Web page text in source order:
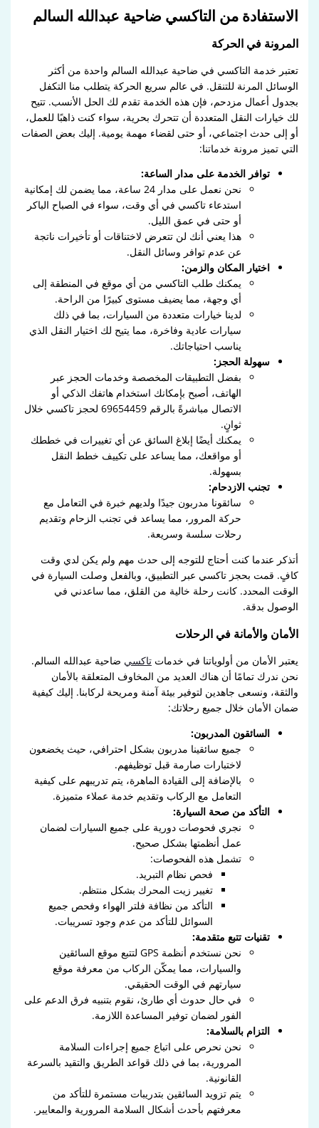
الاستفادة من التاكسي ضاحية عبدالله السالم
المرونة في الحركة
تعتبر خدمة التاكسي في ضاحية عبدالله السالم واحدة من أكثر
الوسائل المرنة للتنقل. في عالم سريع الحركة يتطلب منا التكفل
بجدول أعمال مزدحم، فإن هذه الخدمة تقدم لك الحل الأنسب. تتيح
لك خيارات النقل المتعددة أن تتحرك بحرية، سواء كنت ذاهبًا للعمل،
أو إلى حدث اجتماعي، أو حتى لقضاء مهمة يومية. إليك بعض الصفات
التي تميز مرونة خدماتنا:
توافر الخدمة على مدار الساعة:
نحن نعمل على مدار 24 ساعة، مما يضمن لك إمكانية
استدعاء تاكسي في أي وقت، سواء في الصباح الباكر
أو حتى في عمق الليل.
هذا يعني أنك لن تتعرض لاختناقات أو تأخيرات ناتجة
عن عدم توافر وسائل النقل.
اختيار المكان والزمن:
يمكنك طلب التاكسي من أي موقع في المنطقة إلى
أي وجهة، مما يضيف مستوى كبيرًا من الراحة.
لدينا خيارات متعددة من السيارات، بما في ذلك
سيارات عادية وفاخرة، مما يتيح لك اختيار النقل الذي
يناسب احتياجاتك.
سهولة الحجز:
بفضل التطبيقات المخصصة وخدمات الحجز عبر
الهاتف، أصبح بإمكانك استخدام هاتفك الذكي أو
الاتصال مباشرةً بالرقم 69654459 لحجز تاكسي خلال
ثوانٍ.
يمكنك أيضًا إبلاغ السائق عن أي تغييرات في خططك
أو مواقعك، مما يساعد على تكييف خطط النقل
بسهولة.
تجنب الازدحام:
سائقونا مدربون جيدًا ولديهم خبرة في التعامل مع
حركة المرور، مما يساعد في تجنب الزحام وتقديم
رحلات سلسة وسريعة.
أتذكر عندما كنت أحتاج للتوجه إلى حدث مهم ولم يكن لدي وقت
كافٍ. قمت بحجز تاكسي عبر التطبيق، وبالفعل وصلت السيارة في
الوقت المحدد. كانت رحلة خالية من القلق، مما ساعدني في
الوصول بدقة.
الأمان والأمانة في الرحلات
يعتبر الأمان من أولوياتنا في خدماتتاكسي ضاحية عبدالله السالم.
نحن ندرك تمامًا أن هناك العديد من المخاوف المتعلقة بالأمان
والثقة، ونسعى جاهدين لتوفير بيئة آمنة ومريحة لركابنا. إليك كيفية
ضمان الأمان خلال جميع رحلاتك:
السائقون المدربون:
جميع سائقينا مدربون بشكل احترافي، حيث يخضعون
لاختبارات صارمة قبل توظيفهم.
بالإضافة إلى القيادة الماهرة، يتم تدريبهم على كيفية
التعامل مع الركاب وتقديم خدمة عملاء متميزة.
التأكد من صحة السيارة:
نجري فحوصات دورية على جميع السيارات لضمان
عمل أنظمتها بشكل صحيح.
تشمل هذه الفحوصات:
فحص نظام التبريد.
تغيير زيت المحرك بشكل منتظم.
التأكد من نظافة فلتر الهواء وفحص جميع
السوائل للتأكد من عدم وجود تسريبات.
تقنيات تتبع متقدمة:
نحن نستخدم أنظمة GPS لتتبع موقع السائقين
والسيارات، مما يمكّن الركاب من معرفة موقع
سيارتهم في الوقت الحقيقي.
في حال حدوث أي طارئ، نقوم بتنبيه فرق الدعم على
الفور لضمان توفير المساعدة اللازمة.
التزام بالسلامة:
نحن نحرص على اتباع جميع إجراءات السلامة
المرورية، بما في ذلك قواعد الطريق والتقيد بالسرعة
القانونية.
يتم تزويد السائقين بتدريبات مستمرة للتأكد من
معرفتهم بأحدث أشكال السلامة المرورية والمعايير.